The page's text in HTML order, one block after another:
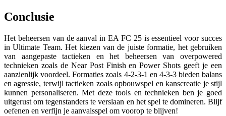
Conclusie
Het beheersen van de aanval in EA FC 25 is essentieel voor succes
in Ultimate Team. Het kiezen van de juiste formatie, het gebruiken
van aangepaste tactieken en het beheersen van overpowered
technieken zoals de Near Post Finish en Power Shots geeft je een
aanzienlijk voordeel. Formaties zoals 4-2-3-1 en 4-3-3 bieden balans
en agressie, terwijl tactieken zoals opbouwspel en kanscreatie je stijl
kunnen personaliseren. Met deze tools en technieken ben je goed
uitgerust om tegenstanders te verslaan en het spel te domineren. Blijf
oefenen en verfijn je aanvalsspel om voorop te blijven!